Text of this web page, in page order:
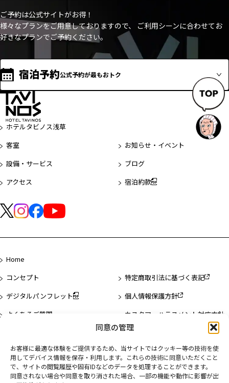
同意の管理
お客様に最適な体験をご提供するため、当サイトではクッキー等の技術を使
用してデバイス情報を保存・利用します。これらの技術に同意いただくこと
で、サイトの閲覧履歴や固有IDなどのデータを処理することができます。
同意されない場合や同意を取り消された場合、一部の機能や動作に影響が出
ご予約は公式サイトがお得！
様々なプランをご用意しておりますので、 ご利用シーンに合わせてお
好きなプランでご予約ください。
宿泊予約公式予約が最もおトク
ペ
ー
ジ
ホテルタビノス浅草
客室
設備・サービス
アクセス
お知らせ・イベント
ブログ
宿泊約款
Home
コンセプト
デジタルパンフレット
よくあるご質問
ご利用規約
特定商取引法に基づく表記
個人情報保護方針
カスタマーハラスメント対応方針
ホテル一覧